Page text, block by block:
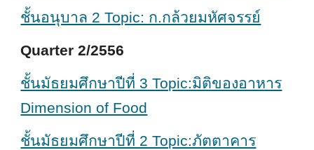
ชั้นอนุบาล 2 Topic: ก.กล้วยมหัศจรรย์
Quarter 2/2556
ชั้นมัธยมศึกษาปีที่ 3 Topic:มิติของอาหาร
Dimension of Food
ชั้นมัธยมศึกษาปีที่ 2 Topic:ภัตตาคาร